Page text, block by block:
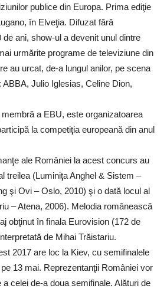
publice din Europa. Prima ediţie
în Elveţia. Difuzat fără
ani, show-ul a devenit unul dintre
urmărite programe de televiziune din
au urcat, de-a lungul anilor, pe scena
Julio Iglesias, Celine Dion,
a EBU, este organizatoarea
la competiţia europeană din anul
ale României la acest concurs au
treilea (Luminiţa Anghel & Sistem –
şi Ovi – Oslo, 2010) şi o dată locul al
– Atena, 2006). Melodia românească
obţinut în finala Eurovision (172 de
de Mihai Trăistariu.
2017 are loc la Kiev, cu semifinalele
13 mai. Reprezentanţii României vor
celei de-a doua semifinale. Alături de